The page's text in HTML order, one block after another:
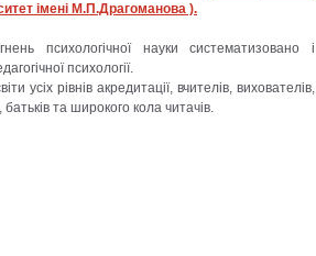
імені М.П.Драгоманова ).
психологічної науки систематизовано і
психології.
усіх рівнів акредитації, вчителів, вихователів,
та широкого кола читачів.